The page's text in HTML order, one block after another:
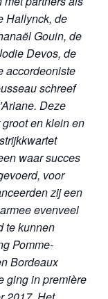
Hallynck, de
Gouin, de
Devos, de
accordeoniste
schreef
Deze
en klein en
waar succes
voor
zij een
evenveel
te kunnen
Pomme-
Bordeaux
ging in première